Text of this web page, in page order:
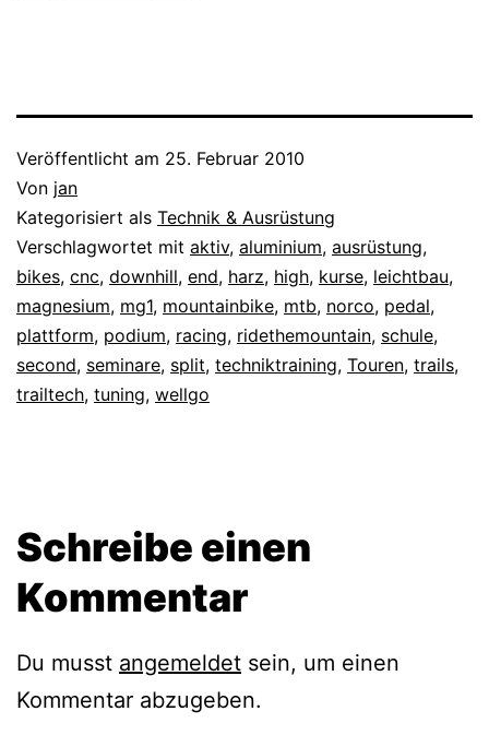
Veröffentlicht am 25. Februar 2010
Von jan
Kategorisiert als Technik & Ausrüstung
Verschlagwortet mit aktiv, aluminium, ausrüstung,
bikes, cnc, downhill, end, harz, high, kurse, leichtbau,
magnesium, mg1, mountainbike, mtb, norco, pedal,
plattform, podium, racing, ridethemountain, schule,
second, seminare, split, techniktraining, Touren, trails,
trailtech, tuning, wellgo
Schreibe einen
Kommentar
Du musst angemeldet sein, um einen
Kommentar abzugeben.